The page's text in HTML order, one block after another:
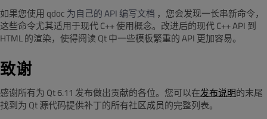
如果您使用 qdoc 为自己的API 编写文档 ，您会发现一长串新命令，
这些命令尤其适用于现代 C++ 使用概念。 改进后的现代C++ API 到
HTML的渲染，使得阅读 Qt中一些模板繁重的API 更加容易。
致谢
感谢所有为 Qt 6.11 发布做出贡献的各位。 您可以在发布说明的末尾
找到为 Qt 源代码提供补丁的所有社区成员的完整列表。